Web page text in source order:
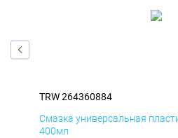
TRW 264360884
Смазка универсальная
400мл